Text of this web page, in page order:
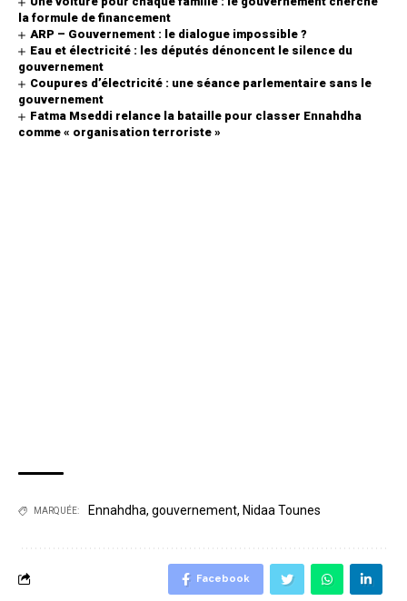
la formule de financement
ARP – Gouvernement : le dialogue impossible ?
Eau et électricité : les députés dénoncent le silence du
gouvernement
Coupures d’électricité : une séance parlementaire sans le
gouvernement
Fatma Mseddi relance la bataille pour classer Ennahdha
comme « organisation terroriste »
MARQUÉE: Ennahdha, gouvernement, Nidaa Tounes
Facebook